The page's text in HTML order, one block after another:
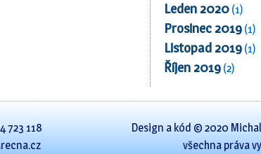
Leden 2020 (1)
Prosinec 2019 (1)
Listopad 2019 (1)
Říjen 2019 (2)
723 118
Design a kód © 2020
všechna práva